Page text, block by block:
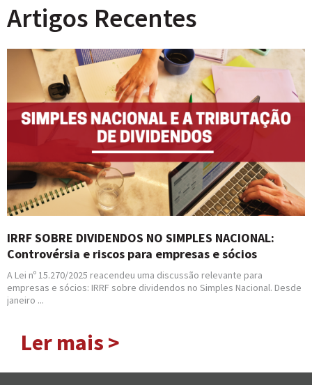
Artigos Recentes
IRRF SOBRE DIVIDENDOS NO SIMPLES NACIONAL:
Controvérsia e riscos para empresas e sócios
A Lei nº 15.270/2025 reacendeu uma discussão relevante para
empresas e sócios: IRRF sobre dividendos no Simples Nacional. Desde
janeiro ...
Ler mais >